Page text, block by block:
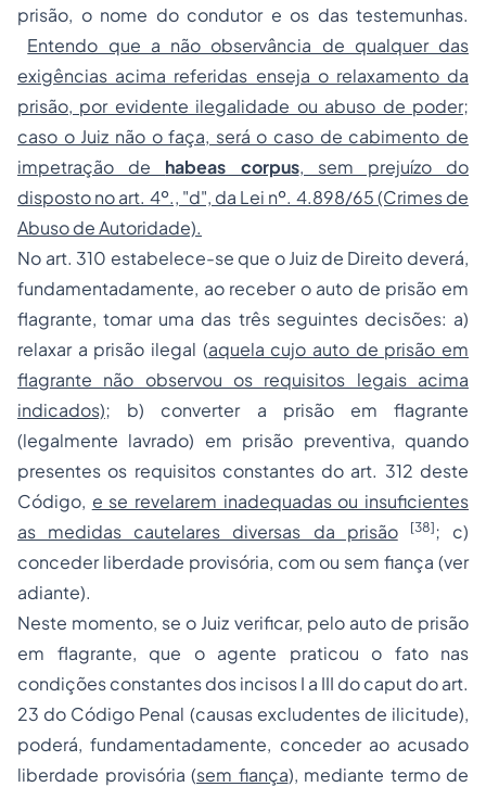
prisão, o nome do condutor e os das testemunhas.
Entendo que a não observância de qualquer das
exigências acima referidas enseja o relaxamento da
prisão, por evidente ilegalidade ou abuso de poder;
caso o Juiz não o faça, será o caso de cabimento de
impetração de habeas corpus, sem prejuízo do
disposto no art. 4º., "d", da Lei nº. 4.898/65 (Crimes de
Abuso de Autoridade).
No art. 310 estabelece-se que o Juiz de Direito deverá,
fundamentadamente, ao receber o auto de prisão em
flagrante, tomar uma das três seguintes decisões: a)
relaxar a prisão ilegal (aquela cujo auto de prisão em
flagrante não observou os requisitos legais acima
indicados); b) converter a prisão em flagrante
(legalmente lavrado) em prisão preventiva, quando
presentes os requisitos constantes do art. 312 deste
Código, e se revelarem inadequadas ou insuficientes
as medidas cautelares diversas da prisão
[38] ; c)
conceder liberdade provisória, com ou sem fiança (ver
adiante).
Neste momento, se o Juiz verificar, pelo auto de prisão
em flagrante, que o agente praticou o fato nas
condições constantes dos incisos I a III do caput do art.
23 do Código Penal (causas excludentes de ilicitude),
poderá, fundamentadamente, conceder ao acusado
liberdade provisória (sem fiança), mediante termo de